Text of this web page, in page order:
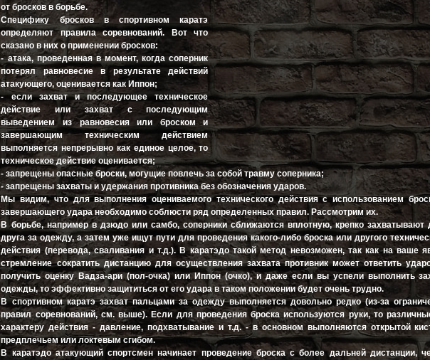
от бросков в борьбе.
Специфику бросков в спортивном каратэ
определяют правила соревнований. Вот что
сказано в них о применении бросков:
- атака, проведенная в момент, когда соперник
потерял равновесие в результате действий
атакующего, оценивается как Иппон;
- если захват и последующее техническое
действие или захват с последующим
выведением из равновесия или броском и
завершающим техническим действием
выполняется непрерывно как единое целое, то
техническое действие оценивается;
- запрещены опасные броски, могущие повлечь за собой травму соперника;
- запрещены захваты и удержания противника без обозначения ударов.
Мы видим, что для выполнения оцениваемого технического действия с использованием
завершающего удара необходимо соблюсти ряд определенных правил. Рассмотрим их.
В борьбе, например в дзюдо или самбо, соперники сближаются вплотную, крепко захватывают
друга за одежду, а затем уже ищут пути для проведения какого-либо броска или другого
действия (перевода, сваливания и т.д.). В каратэдо такой метод невозможен, так как на ваше
стремление сократить дистанцию для осуществления захвата противник может ответить
получить оценку Вадза-ари (пол-очка) или Иппон (очко), и даже если вы успели выполнить
одежды, то эффективно защититься от его удара в таком положении будет очень трудно.
В спортивном каратэ захват пальцами за одежду выполняется довольно редко (из-за
правил соревнований, см. выше). Если для проведения броска используются руки, то
характеру действия - давление, подхватывание и т.д. - в основном выполняются открытой
предплечьем или локтевым сгибом.
В каратэдо атакующий спортсмен начинает проведение броска с более дальней дистанции,